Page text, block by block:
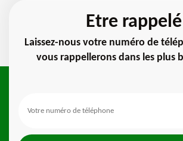
Etre rappelé
Laissez-nous votre numéro de
vous rappellerons dans les plus